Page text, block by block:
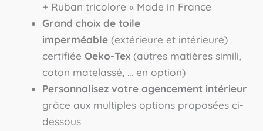
+ Ruban tricolore « Made in France
Grand choix de toile
imperméable(extérieure et intérieure)
certifiée Oeko-Tex (autres matières simili,
coton matelassé, … en option)
Personnalisez votre agencement intérieur
grâce aux multiples options proposées ci-
dessous